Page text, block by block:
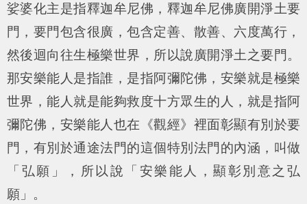
娑婆化主是指釋迦牟尼佛，釋迦牟尼佛廣開淨土要
門，要門包含很廣，包含定善、散善、六度萬行，
然後迴向往生極樂世界，所以說廣開淨土之要門。
那安樂能人是指誰，是指阿彌陀佛，安樂就是極樂
世界，能人就是能夠救度十方眾生的人，就是指阿
彌陀佛，安樂能人也在《觀經》裡面彰顯有別於要
門，有別於通途法門的這個特別法門的內涵，叫做
「弘願」，所以說「安樂能人，顯彰別意之弘
願」。